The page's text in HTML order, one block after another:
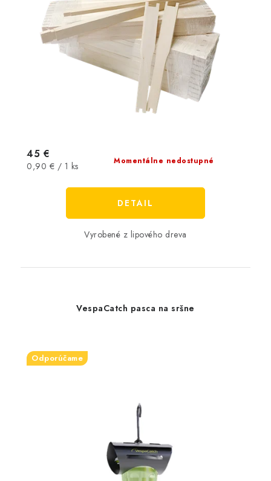
Momentálne nedostupné
45 €
Jednotková
0,90 € / 1 ks
DETAIL
Vyrobené z lipového dreva
VespaCatch pasca na sršne
Odporúčame